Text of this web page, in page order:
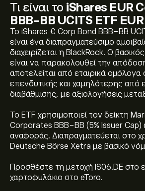
Τι είναι το iShares EUR
BBB-BB UCITS ETF
Το iShares € Corp Bond BBB-BB
είναι ένα διαπραγματεύσιμο
διαχειρίζεται η BlackRock. Ο
είναι να παρακολουθεί την
αποτελείται από εταιρικά
επενδυτικής και χαμηλότερης από
διαβάθμισης, με αξιολογήσεις
Το ETF χρησιμοποιεί τον δείκτη
Corporates BBB-BB (5% Issuer Cap)
αναφοράς. Διαπραγματεύεται στο
Deutsche Börse Xetra με βασικό
Προσθέστε τη μετοχή IS06.DE στο
χαρτοφυλάκιο στο eToro.
Η τρέχουσα τιμή του iShares EUR
UCITS ETF EUR Dist (IS06.DE) είναι
Το ιστορικό υψηλό του iShares EUR
UCITS ETF EUR Dist είναι 4.9369‎€‎